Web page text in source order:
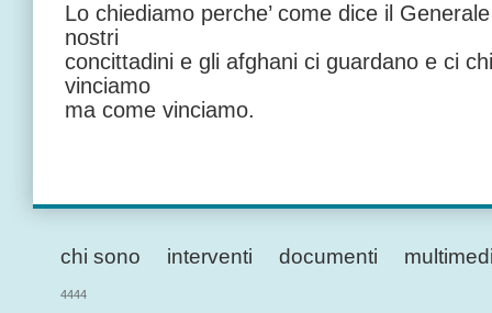
Lo chiediamo perche’ come dice il
nostri
concittadini e gli afghani ci guardano e ci
vinciamo
ma come vinciamo.
chi sono interventi documenti
4444